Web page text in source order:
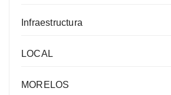
Infraestructura
LOCAL
MORELOS